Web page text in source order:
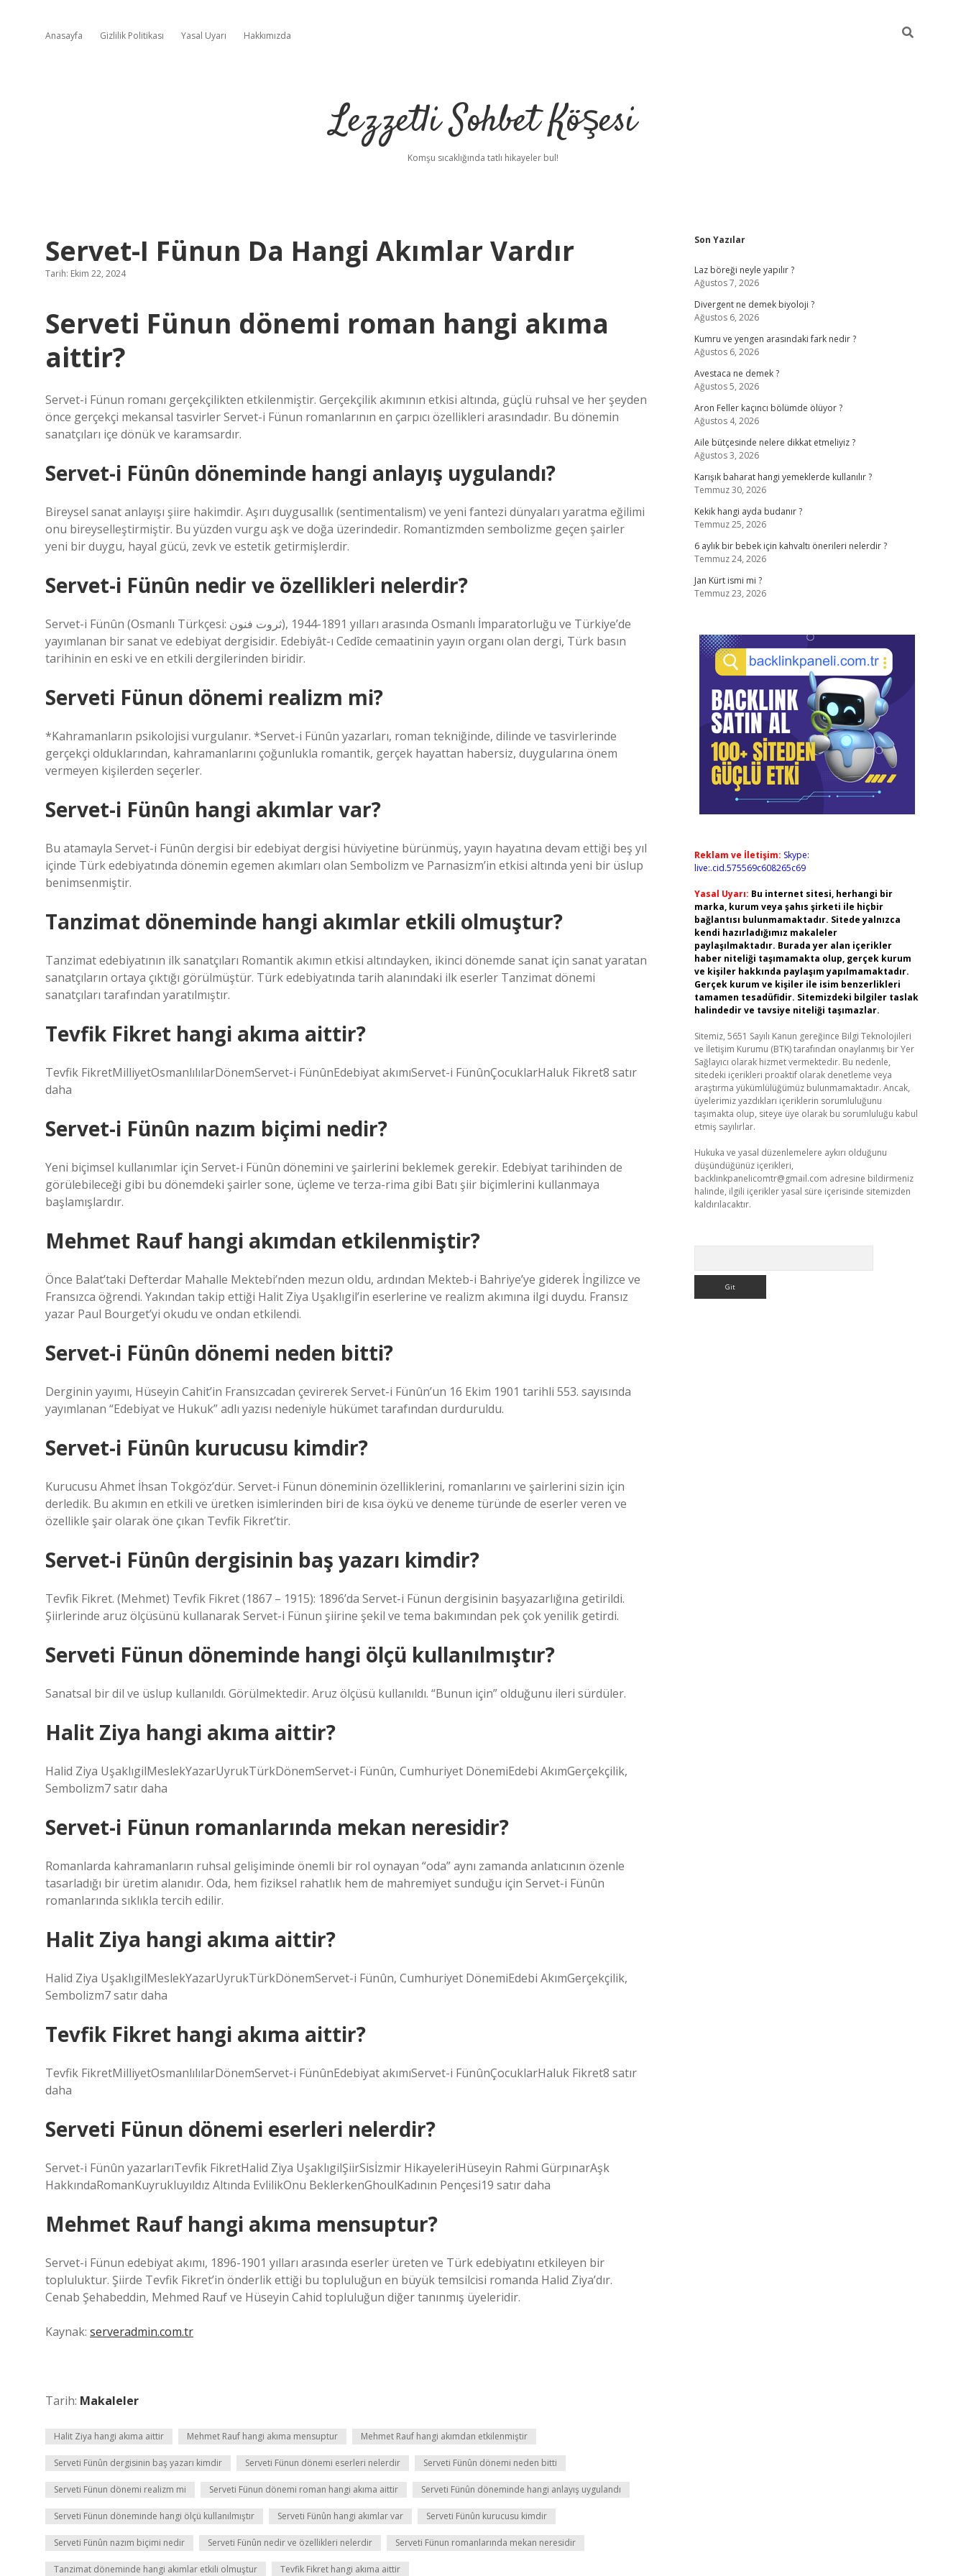
Anasayfa Gizlilik Politikası Yasal Uyarı Hakkımızda
Lezzetli Sohbet Köşesi
Komşu sıcaklığında tatlı hikayeler bul!
Servet-I Fünun Da Hangi Akımlar Vardır
Tarih: Ekim 22, 2024
Serveti Fünun dönemi roman hangi akıma
aittir?
Servet-i Fünun romanı gerçekçilikten etkilenmiştir. Gerçekçilik akımının etkisi altında, güçlü ruhsal ve her şeyden
önce gerçekçi mekansal tasvirler Servet-i Fünun romanlarının en çarpıcı özellikleri arasındadır. Bu dönemin
sanatçıları içe dönük ve karamsardır.
Servet-i Fünûn döneminde hangi anlayış uygulandı?
Bireysel sanat anlayışı şiire hakimdir. Aşırı duygusallık (sentimentalism) ve yeni fantezi dünyaları yaratma eğilimi
onu bireyselleştirmiştir. Bu yüzden vurgu aşk ve doğa üzerindedir. Romantizmden sembolizme geçen şairler
yeni bir duygu, hayal gücü, zevk ve estetik getirmişlerdir.
Servet-i Fünûn nedir ve özellikleri nelerdir?
Servet-i Fünûn (Osmanlı Türkçesi: ثروت فنون), 1891-1944 yılları arasında Osmanlı İmparatorluğu ve Türkiye’de
yayımlanan bir sanat ve edebiyat dergisidir. Edebiyât-ı Cedîde cemaatinin yayın organı olan dergi, Türk basın
tarihinin en eski ve en etkili dergilerinden biridir.
Serveti Fünun dönemi realizm mi?
*Kahramanların psikolojisi vurgulanır. *Servet-i Fünûn yazarları, roman tekniğinde, dilinde ve tasvirlerinde
gerçekçi olduklarından, kahramanlarını çoğunlukla romantik, gerçek hayattan habersiz, duygularına önem
vermeyen kişilerden seçerler.
Servet-i Fünûn hangi akımlar var?
Bu atamayla Servet-i Fünûn dergisi bir edebiyat dergisi hüviyetine bürünmüş, yayın hayatına devam ettiği beş yıl
içinde Türk edebiyatında dönemin egemen akımları olan Sembolizm ve Parnasizm’in etkisi altında yeni bir üslup
benimsenmiştir.
Tanzimat döneminde hangi akımlar etkili olmuştur?
Tanzimat edebiyatının ilk sanatçıları Romantik akımın etkisi altındayken, ikinci dönemde sanat için sanat yaratan
sanatçıların ortaya çıktığı görülmüştür. Türk edebiyatında tarih alanındaki ilk eserler Tanzimat dönemi
sanatçıları tarafından yaratılmıştır.
Tevfik Fikret hangi akıma aittir?
Tevfik FikretMilliyetOsmanlılılarDönemServet-i FünûnEdebiyat akımıServet-i FünûnÇocuklarHaluk Fikret8 satır
daha
Servet-i Fünûn nazım biçimi nedir?
Yeni biçimsel kullanımlar için Servet-i Fünûn dönemini ve şairlerini beklemek gerekir. Edebiyat tarihinden de
görülebileceği gibi bu dönemdeki şairler sone, üçleme ve terza-rima gibi Batı şiir biçimlerini kullanmaya
başlamışlardır.
Mehmet Rauf hangi akımdan etkilenmiştir?
Önce Balat’taki Defterdar Mahalle Mektebi’nden mezun oldu, ardından Mekteb-i Bahriye’ye giderek İngilizce ve
Fransızca öğrendi. Yakından takip ettiği Halit Ziya Uşaklıgil’in eserlerine ve realizm akımına ilgi duydu. Fransız
yazar Paul Bourget’yi okudu ve ondan etkilendi.
Servet-i Fünûn dönemi neden bitti?
Derginin yayımı, Hüseyin Cahit’in Fransızcadan çevirerek Servet-i Fünûn’un 16 Ekim 1901 tarihli 553. sayısında
yayımlanan “Edebiyat ve Hukuk” adlı yazısı nedeniyle hükümet tarafından durduruldu.
Servet-i Fünûn kurucusu kimdir?
Kurucusu Ahmet İhsan Tokgöz’dür. Servet-i Fünun döneminin özelliklerini, romanlarını ve şairlerini sizin için
derledik. Bu akımın en etkili ve üretken isimlerinden biri de kısa öykü ve deneme türünde de eserler veren ve
özellikle şair olarak öne çıkan Tevfik Fikret’tir.
Servet-i Fünûn dergisinin baş yazarı kimdir?
Tevfik Fikret. (Mehmet) Tevfik Fikret (1867 – 1915): 1896’da Servet-i Fünun dergisinin başyazarlığına getirildi.
Şiirlerinde aruz ölçüsünü kullanarak Servet-i Fünun şiirine şekil ve tema bakımından pek çok yenilik getirdi.
Serveti Fünun döneminde hangi ölçü kullanılmıştır?
Sanatsal bir dil ve üslup kullanıldı. Görülmektedir. Aruz ölçüsü kullanıldı. “Bunun için” olduğunu ileri sürdüler.
Halit Ziya hangi akıma aittir?
Halid Ziya UşaklıgilMeslekYazarUyrukTürkDönemServet-i Fünûn, Cumhuriyet DönemiEdebi AkımGerçekçilik,
Sembolizm7 satır daha
Servet-i Fünun romanlarında mekan neresidir?
Romanlarda kahramanların ruhsal gelişiminde önemli bir rol oynayan “oda” aynı zamanda anlatıcının özenle
tasarladığı bir üretim alanıdır. Oda, hem fiziksel rahatlık hem de mahremiyet sunduğu için Servet-i Fünûn
romanlarında sıklıkla tercih edilir.
Halit Ziya hangi akıma aittir?
Halid Ziya UşaklıgilMeslekYazarUyrukTürkDönemServet-i Fünûn, Cumhuriyet DönemiEdebi AkımGerçekçilik,
Sembolizm7 satır daha
Tevfik Fikret hangi akıma aittir?
Tevfik FikretMilliyetOsmanlılılarDönemServet-i FünûnEdebiyat akımıServet-i FünûnÇocuklarHaluk Fikret8 satır
daha
Serveti Fünun dönemi eserleri nelerdir?
Servet-i Fünûn yazarlarıTevfik FikretHalid Ziya UşaklıgilŞiirSisİzmir HikayeleriHüseyin Rahmi GürpınarAşk
HakkındaRomanKuyrukluyıldız Altında EvlilikOnu BeklerkenGhoulKadının Pençesi19 satır daha
Mehmet Rauf hangi akıma mensuptur?
Servet-i Fünun edebiyat akımı, 1896-1901 yılları arasında eserler üreten ve Türk edebiyatını etkileyen bir
topluluktur. Şiirde Tevfik Fikret’in önderlik ettiği bu topluluğun en büyük temsilcisi romanda Halid Ziya’dır.
Cenab Şehabeddin, Mehmed Rauf ve Hüseyin Cahid topluluğun diğer tanınmış üyeleridir.
Kaynak: serveradmin.com.tr
Tarih: Makaleler
Halit Ziya hangi akıma aittir Mehmet Rauf hangi akıma mensuptur Mehmet Rauf hangi akımdan etkilenmiştir
Serveti Fünûn dergisinin baş yazarı kimdir Serveti Fünun dönemi eserleri nelerdir Serveti Fünûn dönemi neden bitti
Serveti Fünun dönemi realizm mi Serveti Fünun dönemi roman hangi akıma aittir Serveti Fünûn döneminde hangi anlayış uygulandı
Serveti Fünun döneminde hangi ölçü kullanılmıştır Serveti Fünûn hangi akımlar var Serveti Fünûn kurucusu kimdir
Serveti Fünûn nazım biçimi nedir Serveti Fünûn nedir ve özellikleri nelerdir Serveti Fünun romanlarında mekan neresidir
Tanzimat döneminde hangi akımlar etkili olmuştur Tevfik Fikret hangi akıma aittir
Sidebar
Son Yazılar
Laz böreği neyle yapılır ?
Ağustos 7, 2026
Divergent ne demek biyoloji ?
Ağustos 6, 2026
Kumru ve yengen arasındaki fark nedir ?
Ağustos 6, 2026
Avestaca ne demek ?
Ağustos 5, 2026
Aron Feller kaçıncı bölümde ölüyor ?
Ağustos 4, 2026
Aile bütçesinde nelere dikkat etmeliyiz ?
Ağustos 3, 2026
Karışık baharat hangi yemeklerde kullanılır ?
Temmuz 30, 2026
Kekik hangi ayda budanır ?
Temmuz 25, 2026
6 aylık bir bebek için kahvaltı önerileri nelerdir ?
Temmuz 24, 2026
Jan Kürt ismi mi ?
Temmuz 23, 2026
Reklam ve İletişim: Skype:
live:.cid.575569c608265c69
Yasal Uyarı: Bu internet sitesi, herhangi bir
marka, kurum veya şahıs şirketi ile hiçbir
bağlantısı bulunmamaktadır. Sitede yalnızca
kendi hazırladığımız makaleler
paylaşılmaktadır. Burada yer alan içerikler
haber niteliği taşımamakta olup, gerçek kurum
ve kişiler hakkında paylaşım yapılmamaktadır.
Gerçek kurum ve kişiler ile isim benzerlikleri
tamamen tesadüfidir. Sitemizdeki bilgiler taslak
halindedir ve tavsiye niteliği taşımazlar.
Sitemiz, 5651 Sayılı Kanun gereğince Bilgi Teknolojileri
ve İletişim Kurumu (BTK) tarafından onaylanmış bir Yer
Sağlayıcı olarak hizmet vermektedir. Bu nedenle,
sitedeki içerikleri proaktif olarak denetleme veya
araştırma yükümlülüğümüz bulunmamaktadır. Ancak,
üyelerimiz yazdıkları içeriklerin sorumluluğunu
taşımakta olup, siteye üye olarak bu sorumluluğu kabul
etmiş sayılırlar.
Hukuka ve yasal düzenlemelere aykırı olduğunu
düşündüğünüz içerikleri,
backlinkpanelicomtr@gmail.com adresine bildirmeniz
halinde, ilgili içerikler yasal süre içerisinde sitemizden
kaldırılacaktır.
vdcasino güncel giriş